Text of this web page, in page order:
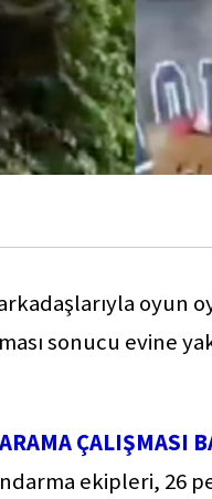
oyun
sonucu evine
ÇALIŞMASI
ekipleri, 26